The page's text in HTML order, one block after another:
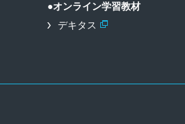
●オンライン学習教材
デキタス